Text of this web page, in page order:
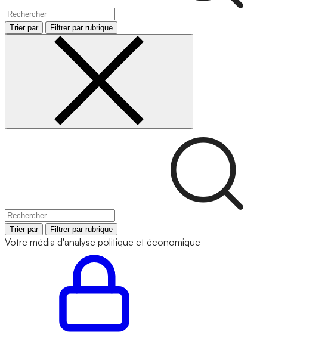
Trier par Filtrer par rubrique
Trier par Filtrer par rubrique
Votre média d'analyse politique et économique